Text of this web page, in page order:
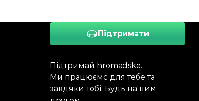
Підтримати
Підтримай hromadske.
Ми працюємо для тебе та
завдяки тобі. Будь нашим